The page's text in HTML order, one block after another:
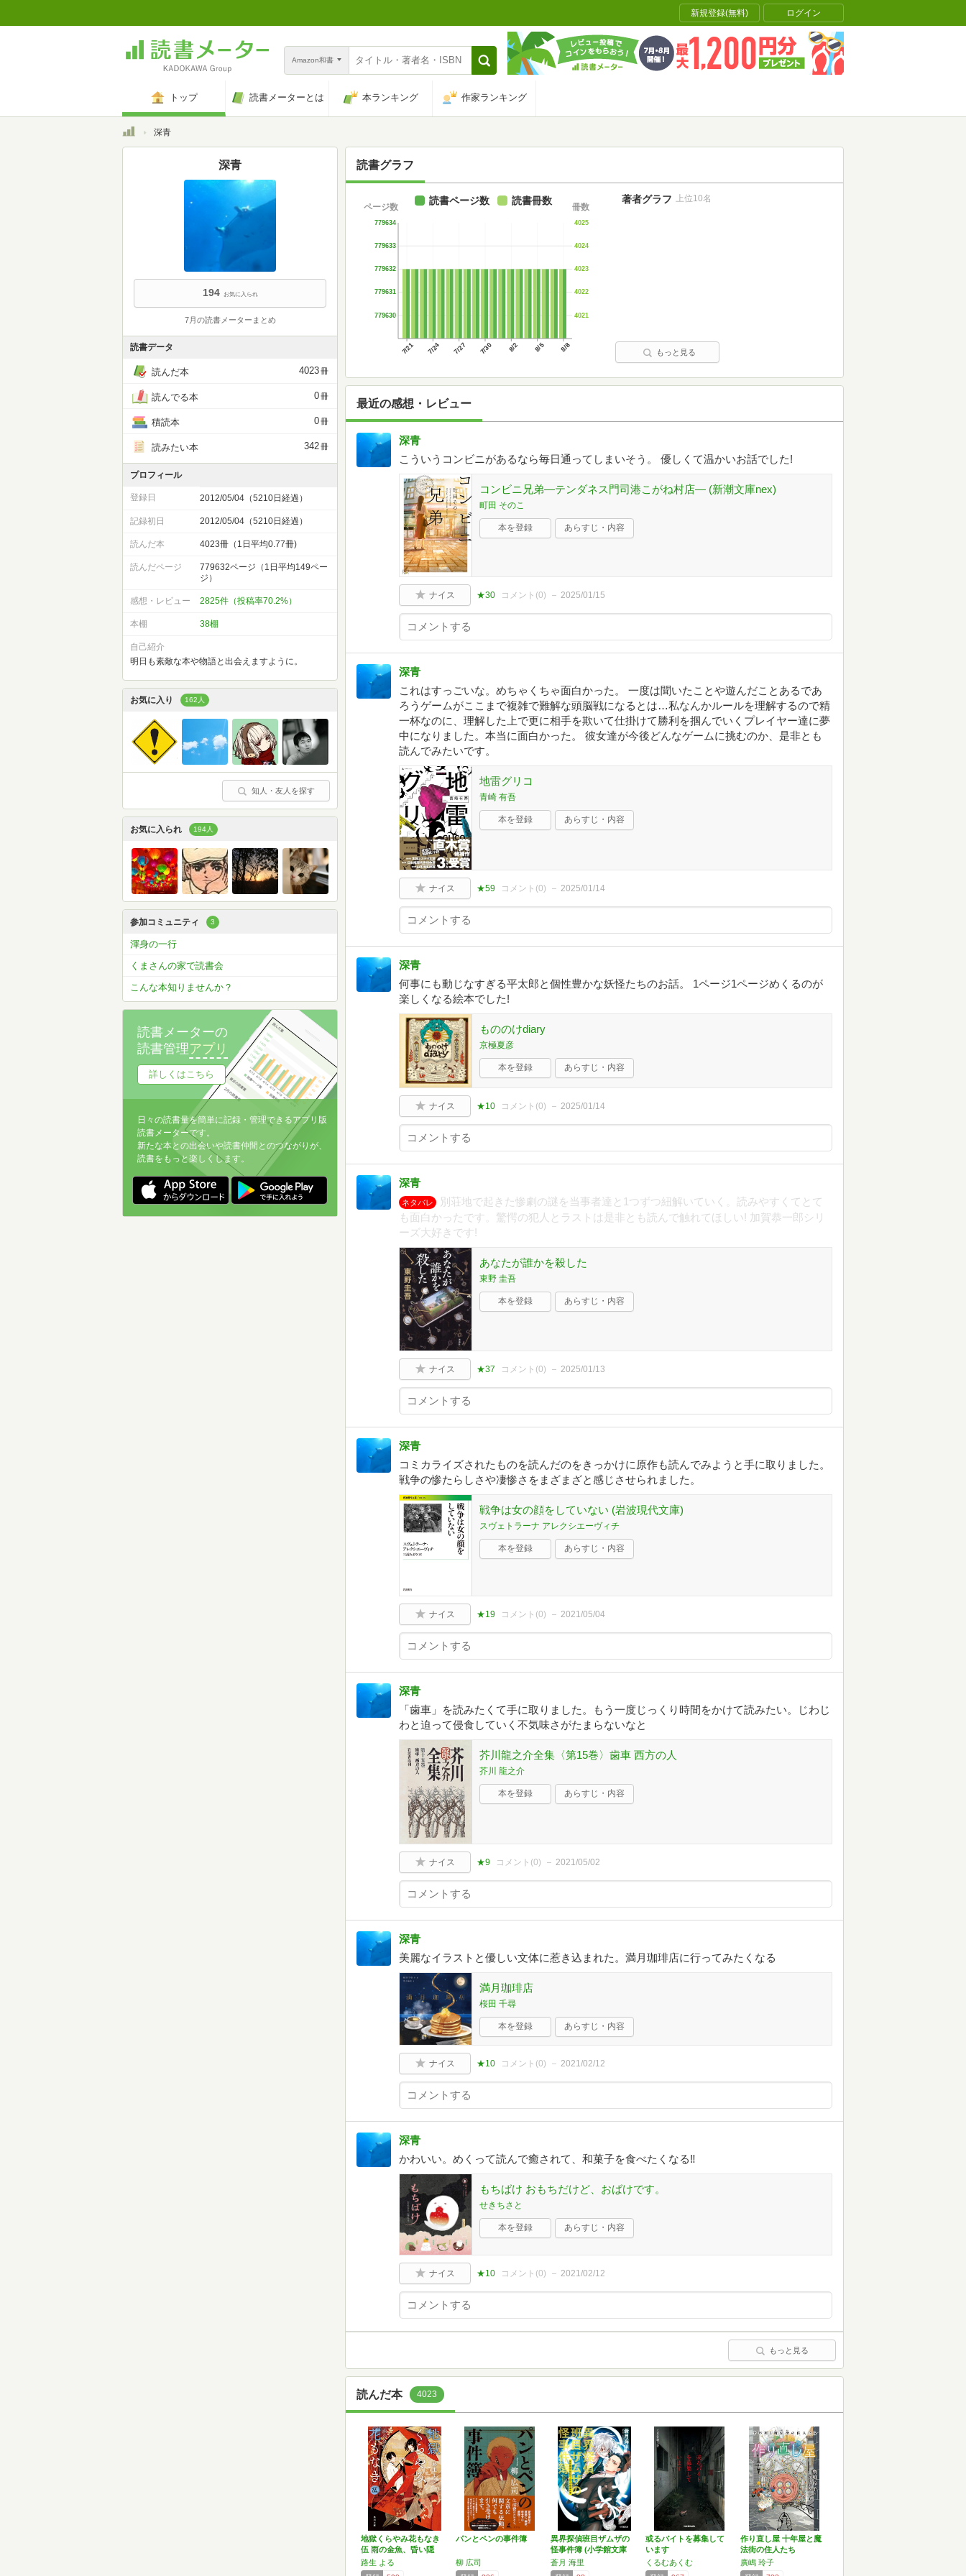
新規登録(無料) ログイン
Amazon和書
トップ 読書メーターとは 本ランキング 作家ランキング
トップ深青
読書グラフ
7/21 7/24 7/27 7/30 8/2 8/5 8/8
779630
779631
779632
779633
779634
ページ数
4021
4022
4023
4024
4025
冊数
読書ページ数 読書冊数 著者グラフ 上位10名
もっと見る
最近の感想・レビュー
深青
こういうコンビニがあるなら毎日通ってしまいそう。 優しくて温かいお話でした!
コンビニ兄弟―テンダネス門司港こがね村店― (新潮文庫nex)
町田 そのこ
本を登録 あらすじ・内容
ナイス ★30 コメント(0) 2025/01/15
深青
これはすっごいな。めちゃくちゃ面白かった。 一度は聞いたことや遊んだことあるであ
ろうゲームがここまで複雑で難解な頭脳戦になるとは…私なんかルールを理解するので精
一杯なのに、理解した上で更に相手を欺いて仕掛けて勝利を掴んでいくプレイヤー達に夢
中になりました。本当に面白かった。 彼女達が今後どんなゲームに挑むのか、是非とも
読んでみたいです。
地雷グリコ
青崎 有吾
本を登録 あらすじ・内容
ナイス ★59 コメント(0) 2025/01/14
深青
何事にも動じなすぎる平太郎と個性豊かな妖怪たちのお話。 1ページ1ページめくるのが
楽しくなる絵本でした!
もののけdiary
京極夏彦
本を登録 あらすじ・内容
ナイス ★10 コメント(0) 2025/01/14
深青
ネタバレ
別荘地で起きた惨劇の謎を当事者達と1つずつ紐解いていく。読みやすくてとて
も面白かったです。驚愕の犯人とラストは是非とも読んで触れてほしい! 加賀恭一郎シリ
ーズ大好きです!
あなたが誰かを殺した
東野 圭吾
本を登録 あらすじ・内容
ナイス ★37 コメント(0) 2025/01/13
深青
コミカライズされたものを読んだのをきっかけに原作も読んでみようと手に取りました。
戦争の惨たらしさや凄惨さをまざまざと感じさせられました。
戦争は女の顔をしていない (岩波現代文庫)
スヴェトラーナ アレクシエーヴィチ
本を登録 あらすじ・内容
ナイス ★19 コメント(0) 2021/05/04
深青
「歯車」を読みたくて手に取りました。もう一度じっくり時間をかけて読みたい。じわじ
わと迫って侵食していく不気味さがたまらないなと
芥川龍之介全集〈第15巻〉歯車 西方の人
芥川 龍之介
本を登録 あらすじ・内容
ナイス ★9 コメント(0) 2021/05/02
深青
美麗なイラストと優しい文体に惹き込まれた。満月珈琲店に行ってみたくなる
満月珈琲店
桜田 千尋
本を登録 あらすじ・内容
ナイス ★10 コメント(0) 2021/02/12
深青
かわいい。めくって読んで癒されて、和菓子を食べたくなる‼
もちばけ おもちだけど、おばけです。
せきちさと
本を登録 あらすじ・内容
ナイス ★10 コメント(0) 2021/02/12
もっと見る
読んだ本 4023
地獄くらやみ花もなき
伍 雨の金魚、昏い隠
れ…
路生 よる
パンとペンの事件簿
柳 広司
異界探偵班目ザムザの
怪事件簿 (小学館文庫
…
蒼月 海里
或るバイトを募集して
います
くるむあくむ
作り直し屋 十年屋と魔
法街の住人たち
廣嶋 玲子
深青
194 お気に入られ
7月の読書メーターまとめ
読書データ
読んだ本 4023冊
読んでる本 0冊
積読本 0冊
読みたい本 342冊
プロフィール
登録日 2012/05/04（5210日経過）
記録初日 2012/05/04（5210日経過）
読んだ本 4023冊（1日平均0.77冊)
読んだページ
779632ページ（1日平均149ペー
ジ）
感想・レビュー 2825件（投稿率70.2%）
本棚 38棚
自己紹介
明日も素敵な本や物語と出会えますように。
お気に入り 162人
知人・友人を探す
お気に入られ 194人
参加コミュニティ 3
渾身の一行
くまさんの家で読書会
こんな本知りませんか？
読書メーターの
読書管理アプリ
詳しくはこちら
日々の読書量を簡単に記録・管理できるアプリ版
読書メーターです。
新たな本との出会いや読書仲間とのつながりが、
読書をもっと楽しくします。